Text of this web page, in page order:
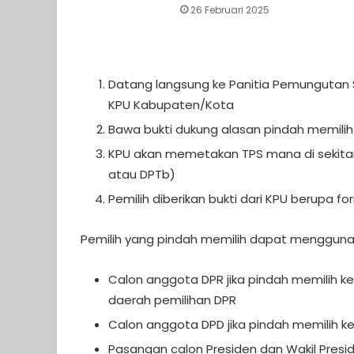
26 Februari 2025
Datang langsung ke Panitia
KPU Kabupaten/Kota
Bawa bukti dukung alasan pindah
KPU akan memetakan TPS mana di
atau DPTb)
Pemilih diberikan bukti dari KPU berupa
Pemilih yang pindah memilih dapat
Calon anggota DPR jika pindah memilih
daerah pemilihan DPR
Calon anggota DPD jika pindah memilih
Pasangan calon Presiden dan Wakil